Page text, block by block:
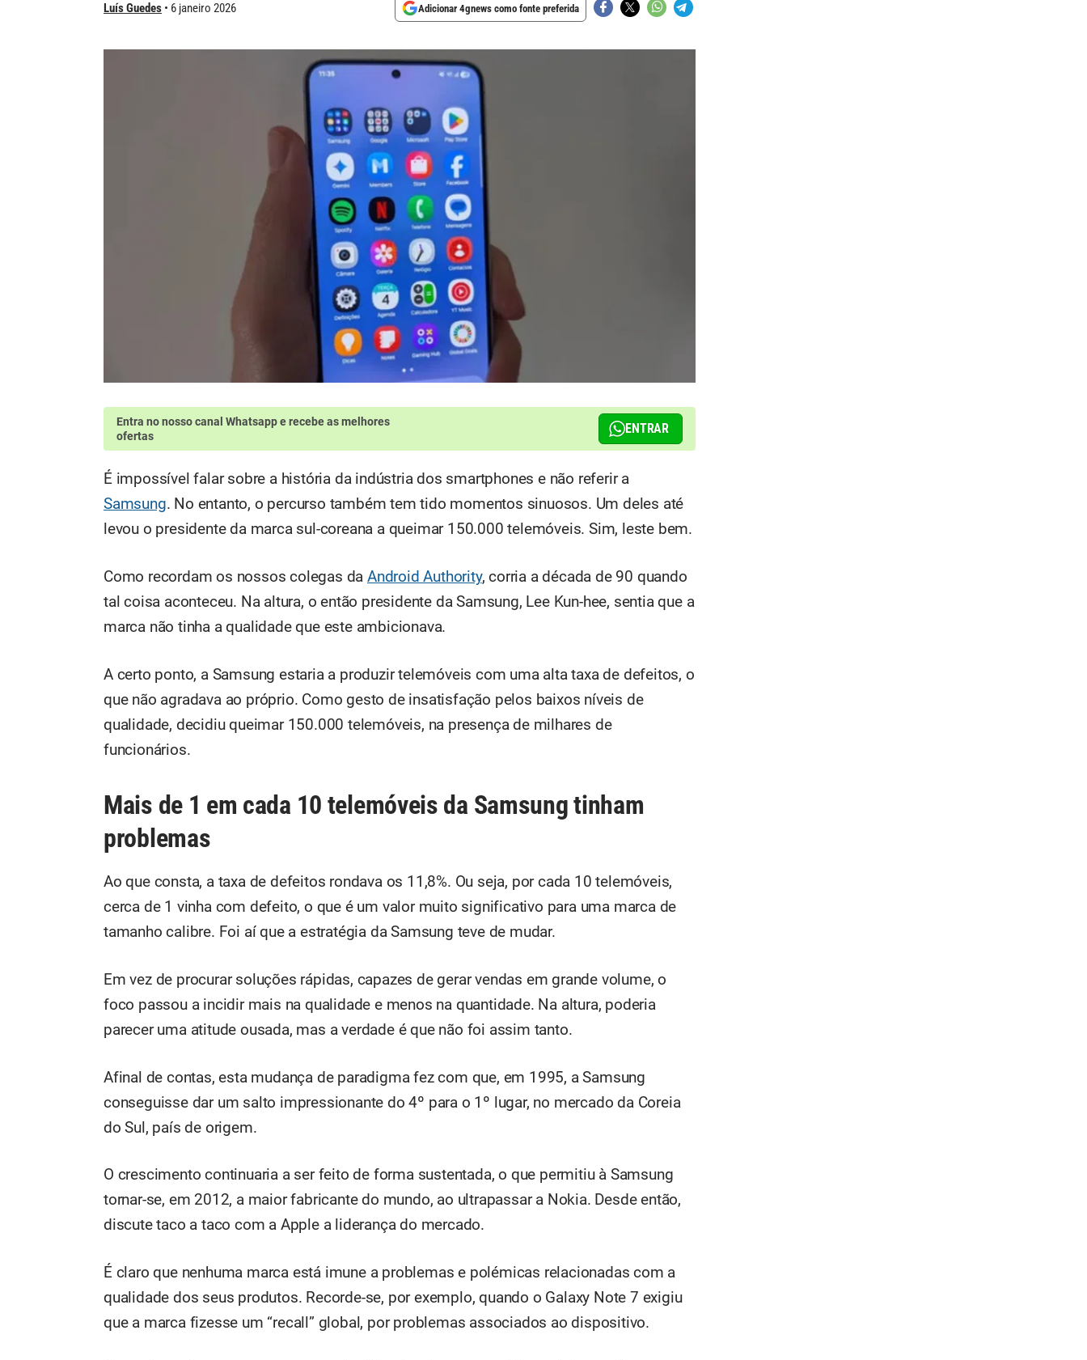
Luís Guedes 6 janeiro 2026 Adicionar 4gnews como fonte preferida
Entra no nosso canal Whatsappe recebe as melhores
ofertas
ENTRAR
É impossível falar sobre a história da indústria dos smartphones e não referir a
Samsung. No entanto, o percurso também tem tido momentos sinuosos. Um deles até
levou o presidente da marca sul-coreana a queimar 150.000 telemóveis. Sim, leste bem.
Como recordam os nossos colegas da Android Authority, corria a década de 90 quando
tal coisa aconteceu. Na altura, o então presidente da Samsung, Lee Kun-hee, sentia que a
marca não tinha a qualidade que este ambicionava.
A certo ponto, a Samsung estaria a produzir telemóveis com uma alta taxa de defeitos, o
que não agradava ao próprio. Como gesto de insatisfação pelos baixos níveis de
qualidade, decidiu queimar 150.000 telemóveis, na presença de milhares de
funcionários.
Mais de 1 em cada 10 telemóveis da Samsung tinham
problemas
Ao que consta, a taxa de defeitos rondava os 11,8%. Ou seja, por cada 10 telemóveis,
cerca de 1 vinha com defeito, o que é um valor muito significativo para uma marca de
tamanho calibre. Foi aí que a estratégia da Samsung teve de mudar.
Em vez de procurar soluções rápidas, capazes de gerar vendas em grande volume, o
foco passou a incidir mais na qualidade e menos na quantidade. Na altura, poderia
parecer uma atitude ousada, mas a verdade é que não foi assim tanto.
Afinal de contas, esta mudança de paradigma fez com que, em 1995, a Samsung
conseguisse dar um salto impressionante do 4º para o 1º lugar, no mercado da Coreia
do Sul, país de origem.
O crescimento continuaria a ser feito de forma sustentada, o que permitiu à Samsung
tornar-se, em 2012, a maior fabricante do mundo, ao ultrapassar a Nokia. Desde então,
discute taco a taco com a Apple a liderança do mercado.
É claro que nenhuma marca está imune a problemas e polémicas relacionadas com a
qualidade dos seus produtos. Recorde-se, por exemplo, quando o Galaxy Note 7 exigiu
que a marca fizesse um “recall” global, por problemas associados ao dispositivo.